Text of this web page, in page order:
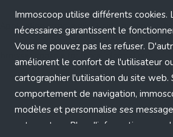
Immoscoop utilise différents cookies.
nécessaires garantissent le
Vous ne pouvez pas les refuser.
améliorent le confort de l'utilisateur
cartographier l'utilisation du site web.
comportement de navigation,
modèles et personnalise ses
entre autres. Plus d'informations sur
Application error: a client-side exception
browser console for more information)